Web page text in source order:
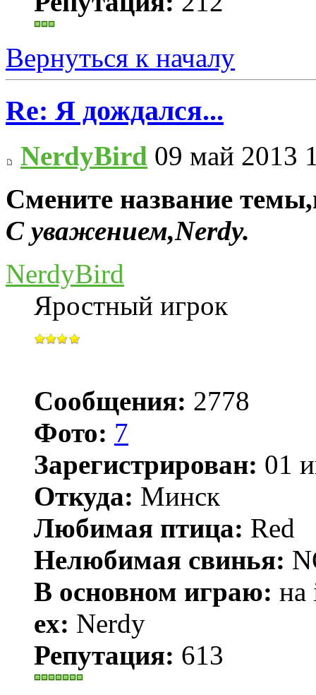
Вернуться к началу
Re: Я дождался...
NerdyBird 09 май 2013
Смените название
С уважением,Nerdy.
NerdyBird
Яростный игрок
Сообщения: 2778
Фото: 7
Зарегистрирован: 01
Откуда: Минск
Любимая птица: Red
Нелюбимая свинья:
В основном играю: на
ex: Nerdy
Репутация: 613